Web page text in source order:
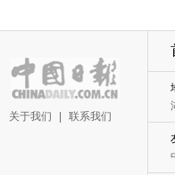
关于我们 联系我们